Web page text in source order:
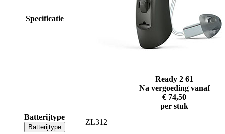
Specificatie
Ready 2 61
Na vergoeding vanaf
€ 74,50
per stuk
Batterijtype
Batterijtype
ZL312